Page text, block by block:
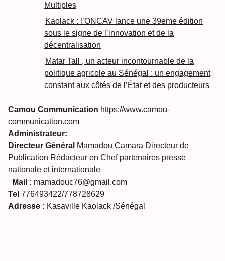
Multiples
Kaolack : l’ONCAV lance une 39eme édition
sous le signe de l’innovation et de la
décentralisation
Matar Tall , un acteur incontournable de la
politique agricole au Sénégal : un engagement
constant aux côtés de l’État et des producteurs
Camou Communication https://www.camou-
communication.com
Administrateur:
Directeur Général Mamadou Camara Directeur de
Publication Rédacteur en Chef partenaires presse
nationale et internationale
Mail : mamadouc76@gmail.com
Tel 776493422/778728629
Adresse : Kasaville Kaolack /Sénégal